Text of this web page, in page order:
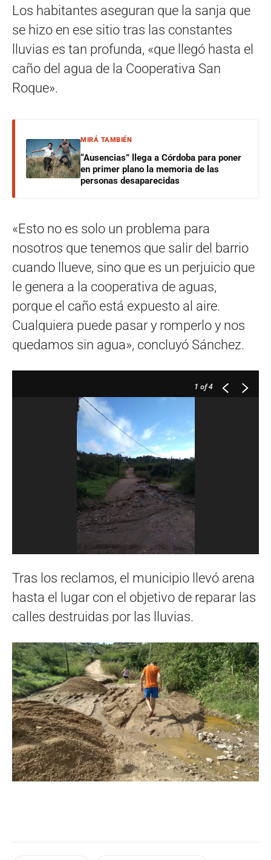
Los habitantes aseguran que la sanja que
se hizo en ese sitio tras las constantes
lluvias es tan profunda, «que llegó hasta el
caño del agua de la Cooperativa San
Roque».
MIRÁ TAMBIÉN
“Ausencias” llega a Córdoba para poner
en primer plano la memoria de las
personas desaparecidas
«Esto no es solo un problema para
nosotros que tenemos que salir del barrio
cuando llueve, sino que es un perjuicio que
le genera a la cooperativa de aguas,
porque el caño está expuesto al aire.
Cualquiera puede pasar y romperlo y nos
quedamos sin agua», concluyó Sánchez.
1 of 4
Tras los reclamos, el municipio llevó arena
hasta el lugar con el objetivo de reparar las
calles destruidas por las lluvias.